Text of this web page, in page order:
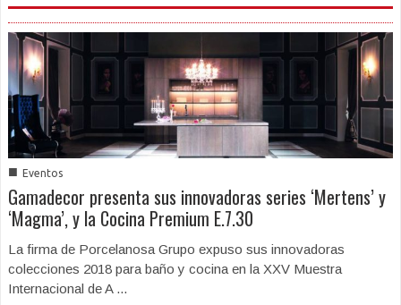
■ Eventos
Gamadecor presenta sus innovadoras series ‘Mertens’ y
‘Magma’, y la Cocina Premium E.7.30
La firma de Porcelanosa Grupo expuso sus innovadoras
colecciones 2018 para baño y cocina en la XXV Muestra
Internacional de A ...